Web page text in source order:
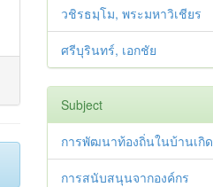
วชิรธมฺโม, พระมหาวิเชียร
ศรีบุรินทร์, เอกชัย
Subject
การพัฒนาท้องถิ่นในบ้านเกิด
การสนับสนุนจากองค์กร